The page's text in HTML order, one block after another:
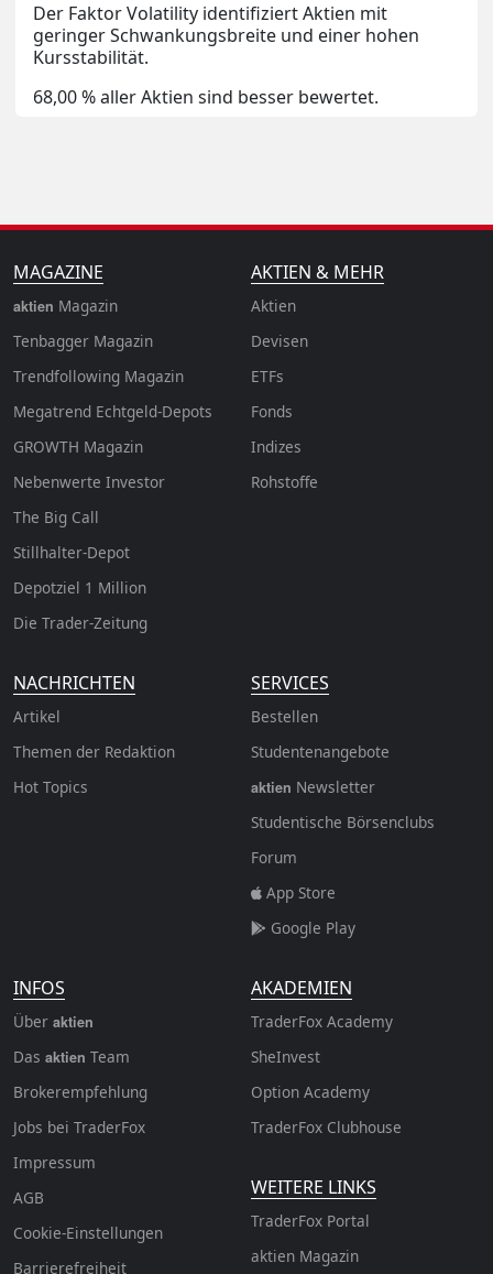
Der Faktor Volatility identifiziert Aktien mit
geringer Schwankungsbreite und einer hohen
Kursstabilität.
68,00 % aller Aktien sind besser bewertet.
MAGAZINE
aktien Magazin
Tenbagger Magazin
Trendfollowing Magazin
Megatrend Echtgeld-Depots
GROWTH Magazin
Nebenwerte Investor
The Big Call
Stillhalter-Depot
Depotziel 1 Million
Die Trader-Zeitung
AKTIEN & MEHR
Aktien
Devisen
ETFs
Fonds
Indizes
Rohstoffe
NACHRICHTEN
Artikel
Themen der Redaktion
Hot Topics
SERVICES
Bestellen
Studentenangebote
aktien Newsletter
Studentische Börsenclubs
Forum
App Store
Google Play
INFOS
Über aktien
Das aktien Team
Brokerempfehlung
Jobs bei TraderFox
Impressum
AGB
Cookie-Einstellungen
Barrierefreiheit
AKADEMIEN
TraderFox Academy
SheInvest
Option Academy
TraderFox Clubhouse
WEITERE LINKS
TraderFox Portal
aktien Magazin